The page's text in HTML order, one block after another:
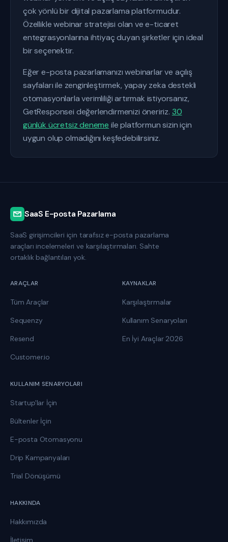
çok yönlü bir dijital pazarlama platformudur.
Özellikle webinar stratejisi olan ve e-ticaret
entegrasyonlarına ihtiyaç duyan şirketler için ideal
bir seçenektir.
Eğer e-posta pazarlamanızı webinarlar ve açılış
sayfaları ile zenginleştirmek, yapay zeka destekli
otomasyonlarla verimliliği artırmak istiyorsanız,
GetResponsei değerlendirmenizi öneririz. 30
günlük ücretsiz deneme ile platformun sizin için
uygun olup olmadığını keşfedebilirsiniz.
SaaS E-posta Pazarlama
SaaS girişimcileri için tarafsız e-posta pazarlama
araçları incelemeleri ve karşılaştırmaları. Sahte
ortaklık bağlantıları yok.
ARAÇLAR
Tüm Araçlar
Sequenzy
Resend
Customer.io
KAYNAKLAR
Karşılaştırmalar
Kullanım Senaryoları
En İyi Araçlar 2026
KULLANIM SENARYOLARI
Startup'lar İçin
Bültenler İçin
E-posta Otomasyonu
Drip Kampanyaları
Trial Dönüşümü
HAKKINDA
Hakkımızda
İletişim